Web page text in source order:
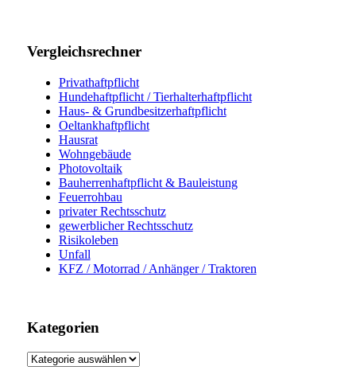
Vergleichsrechner
Privathaftpflicht
Hundehaftpflicht / Tierhalterhaftpflicht
Haus- & Grundbesitzerhaftpflicht
Oeltankhaftpflicht
Hausrat
Wohngebäude
Photovoltaik
Bauherrenhaftpflicht & Bauleistung
Feuerrohbau
privater Rechtsschutz
gewerblicher Rechtsschutz
Risikoleben
Unfall
KFZ / Motorrad / Anhänger / Traktoren
Kategorien
Kategorien